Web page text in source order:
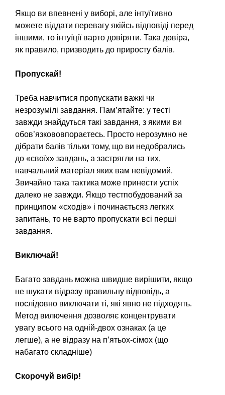
Якщо ви впевнені у виборі, але інтуїтивно
можете віддати перевагу якійсь відповіді перед
іншими, то інтуїції варто довіряти. Така довіра,
як правило, призводить до приросту балів.
Пропускай!
Треба навчитися пропускати важкі чи
незрозумілі завдання. Пам’ятайте: у тесті
завжди знайдуться такі завдання, з якими ви
обов’язкововпораєтесь. Просто нерозумно не
дібрати балів тільки тому, що ви недобрались
до «своїх» завдань, а застрягли на тих,
навчальний матеріал яких вам невідомий.
Звичайно така тактика може принести успіх
далеко не завжди. Якщо тестпобудований за
принципом «сходів» і починаєтьсяз легких
запитань, то не варто пропускати всі перші
завдання.
Виключай!
Багато завдань можна швидше вирішити, якщо
не шукати відразу правильну відповідь, а
послідовно виключати ті, які явно не підходять.
Метод вилючення дозволяє концентрувати
увагу всього на одній-двох ознаках (а це
легше), а не відразу на п’ятьох-сімох (що
набагато складніше)
Скорочуй вибір!